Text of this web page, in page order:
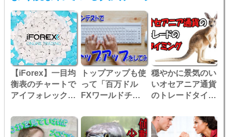
【iForex】一目均
衡表のチャートで
アイフォレックス
トップアップも使
って「百万ドル
FXワールドチャ
で勝負です！
穏やかに景気のい
いオセアニア通貨
のトレードタイミ